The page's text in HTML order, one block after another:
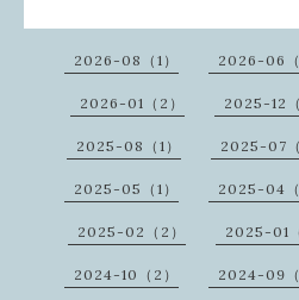
2026-08（1） 2026-06（
2026-01（2） 2025-12（
2025-08（1） 2025-07（
2025-05（1） 2025-04（
2025-02（2） 2025-01（
2024-10（2） 2024-09（